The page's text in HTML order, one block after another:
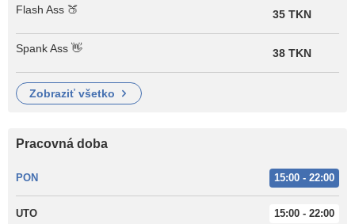
Flash Ass 🍑 35 TKN
Spank Ass 👋 38 TKN
zobraziť všetko
Pracovná doba
PON 15:00 - 22:00
UTO 15:00 - 22:00